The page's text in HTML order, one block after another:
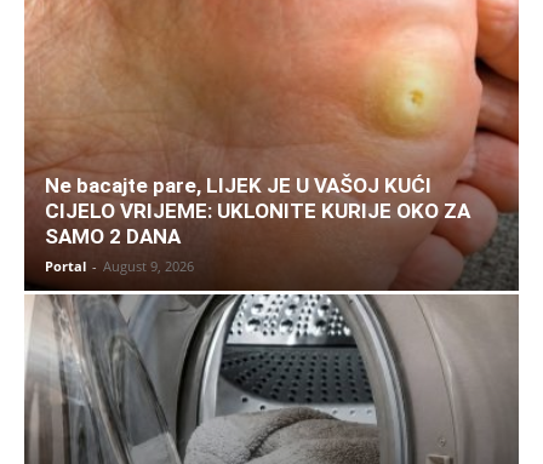
Ne bacajte pare, LIJEK JE U VAŠOJ KUĆI
CIJELO VRIJEME: UKLONITE KURIJE OKO ZA
SAMO 2 DANA
Portal - August 9, 2026